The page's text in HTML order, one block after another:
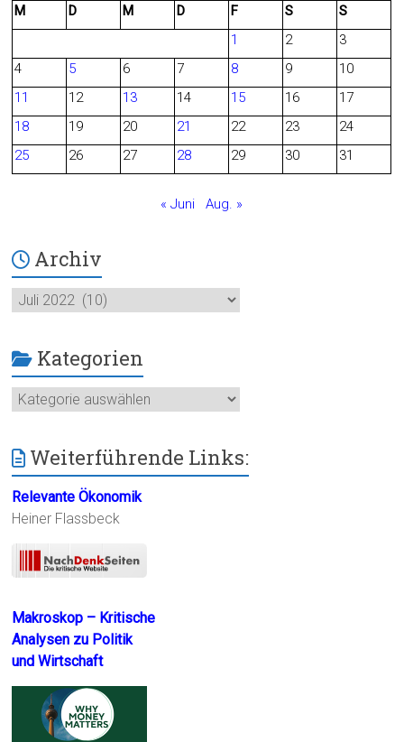
b
o
M
D M D F S
S
1
2
3
4
5 6 7 8 9
10
11
12 13 14 15 16
17
18
19 20 21 22 23
24
25
26 27 28 29 30 31
« Juni Aug. »
Archiv
Archiv
Kategorien
Kategorien
Weiterführende Links:
Relevante Ökonomik
Heiner Flassbeck
Makroskop – Kritische
Analysen zu Politik
und Wirtschaft